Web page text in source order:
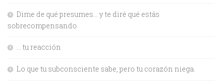
Dime de qué presumes… y te diré qué estás
sobrecompensando
… tu reacción
Lo que tu subconsciente sabe, pero tu corazón niega.